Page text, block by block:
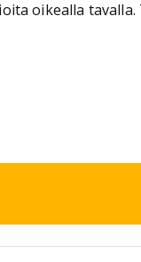
oikealla